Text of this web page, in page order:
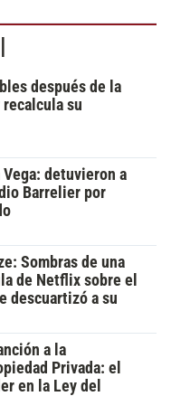
después de la
su
detuvieron a
Barrelier por
Sombras de una
de Netflix sobre el
descuartizó a su
a la
Privada: el
en la Ley del